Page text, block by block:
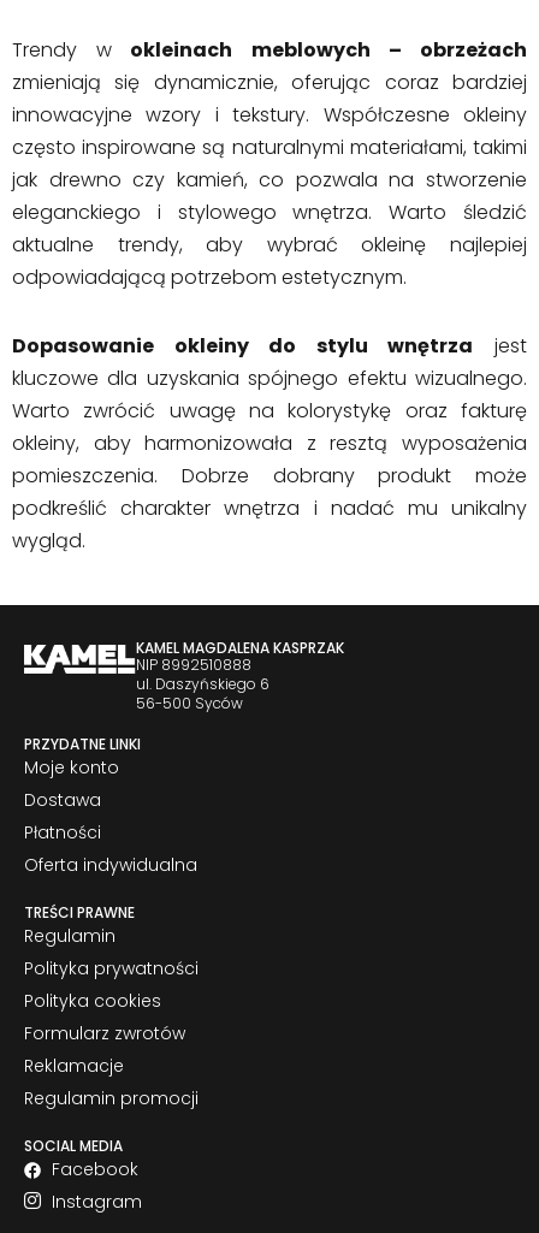
Trendy w okleinach meblowych – obrzeżach
zmieniają się dynamicznie, oferując coraz bardziej
innowacyjne wzory i tekstury. Współczesne okleiny
często inspirowane są naturalnymi materiałami, takimi
jak drewno czy kamień, co pozwala na stworzenie
eleganckiego i stylowego wnętrza. Warto śledzić
aktualne trendy, aby wybrać okleinę najlepiej
odpowiadającą potrzebom estetycznym.
Dopasowanie okleiny do stylu wnętrza jest
kluczowe dla uzyskania spójnego efektu wizualnego.
Warto zwrócić uwagę na kolorystykę oraz fakturę
okleiny, aby harmonizowała z resztą wyposażenia
pomieszczenia. Dobrze dobrany produkt może
podkreślić charakter wnętrza i nadać mu unikalny
wygląd.
KAMEL MAGDALENA KASPRZAK
NIP 8992510888
ul. Daszyńskiego 6
56-500 Syców
PRZYDATNE LINKI
Moje konto
Dostawa
Płatności
Oferta indywidualna
TREŚCI PRAWNE
Regulamin
Polityka prywatności
Polityka cookies
Formularz zwrotów
Reklamacje
Regulamin promocji
SOCIAL MEDIA
Facebook
Instagram